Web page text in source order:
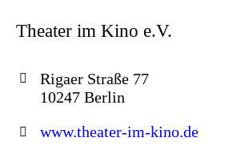
Theater im Kino e.V.
Rigaer Straße 77
10247 Berlin
www.theater-im-kino.de